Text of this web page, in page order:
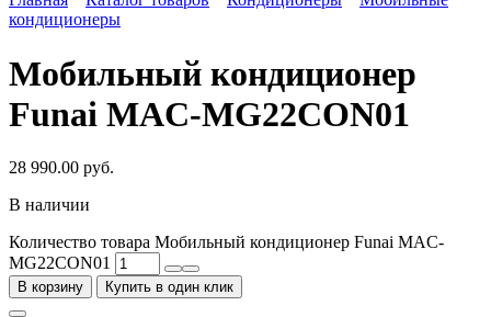
кондиционеры
Мобильный кондиционер
Funai MAC-MG22CON01
28 990.00 руб.
В наличии
Количество товара Мобильный кондиционер Funai MAC-
MG22CON01
В корзину Купить в один клик